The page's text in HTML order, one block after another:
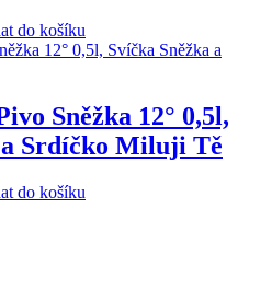
do košíku
Sněžka 12° 0,5l,
a Srdíčko Miluji Tě
do košíku